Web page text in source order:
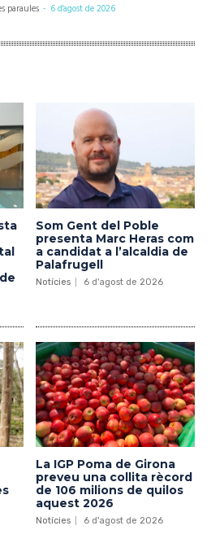
paraules - 6 d'agost de 2026
Som Gent del Poble
presenta Marc Heras com
a candidat a l’alcaldia de
Palafrugell
Notícies 6 d'agost de 2026
La IGP Poma de Girona
preveu una collita rècord
de 106 milions de quilos
aquest 2026
Notícies 6 d'agost de 2026